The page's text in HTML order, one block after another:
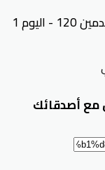
1
مع أصدقائك